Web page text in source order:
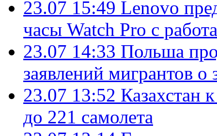
23.07 15:49 Lenovo
часы Watch Pro с
23.07 14:33 Польша
заявлений мигрантов
23.07 13:52 Казахстан
до 221 самолета